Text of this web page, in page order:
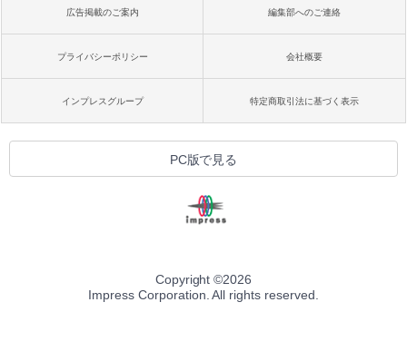
広告掲載のご案内 編集部へのご連絡
プライバシーポリシー 会社概要
インプレスグループ 特定商取引法に基づく表示
PC版で見る
Copyright ©2026
Impress Corporation. All rights reserved.